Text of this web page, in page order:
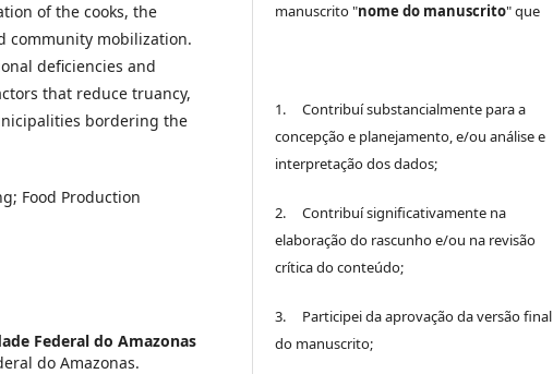
of the cooks, the
community mobilization.
deficiencies and
that reduce truancy,
bordering the
Food Production
Federal do Amazonas
do Amazonas.
manuscrito "nome do manuscrito" que
1. Contribuí substancialmente para a
concepção e planejamento, e/ou análise e
interpretação dos dados;
2. Contribuí significativamente na
elaboração do rascunho e/ou na revisão
crítica do conteúdo;
3. Participei da aprovação da versão final
do manuscrito;